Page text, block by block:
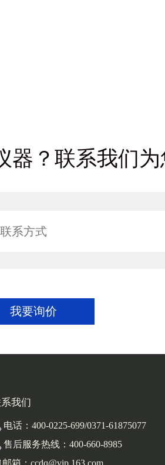
器？联系我们
我要询价
我们
电话：400-0225-699/0371-61875077
售后服务热线：400-660-8985
邮箱：ccdq@vip.163.com